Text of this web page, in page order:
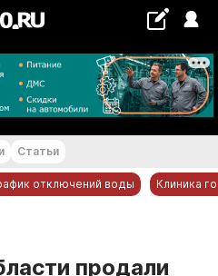
°С
Статьи
отключений воды Клиника
продали